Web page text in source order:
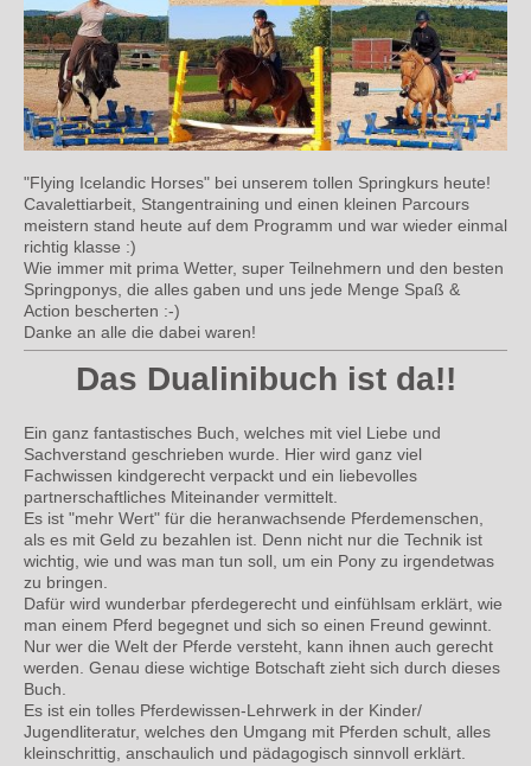
"Flying Icelandic Horses" bei unserem tollen Springkurs heute!
Cavalettiarbeit, Stangentraining und einen kleinen Parcours
meistern stand heute auf dem Programm und war wieder einmal
richtig klasse :)
Wie immer mit prima Wetter, super Teilnehmern und den besten
Springponys, die alles gaben und uns jede Menge Spaß &
Action bescherten :-)
Danke an alle die dabei waren!
Das Dualinibuch ist da!!
Ein ganz fantastisches Buch, welches mit viel Liebe und
Sachverstand geschrieben wurde. Hier wird ganz viel
Fachwissen kindgerecht verpackt und ein liebevolles
partnerschaftliches Miteinander vermittelt.
Es ist "mehr Wert" für die heranwachsende Pferdemenschen,
als es mit Geld zu bezahlen ist. Denn nicht nur die Technik ist
wichtig, wie und was man tun soll, um ein Pony zu irgendetwas
zu bringen.
Dafür wird wunderbar pferdegerecht und einfühlsam erklärt, wie
man einem Pferd begegnet und sich so einen Freund gewinnt.
Nur wer die Welt der Pferde versteht, kann ihnen auch gerecht
werden. Genau diese wichtige Botschaft zieht sich durch dieses
Buch.
Es ist ein tolles Pferdewissen-Lehrwerk in der Kinder/
Jugendliteratur, welches den Umgang mit Pferden schult, alles
kleinschrittig, anschaulich und pädagogisch sinnvoll erklärt.